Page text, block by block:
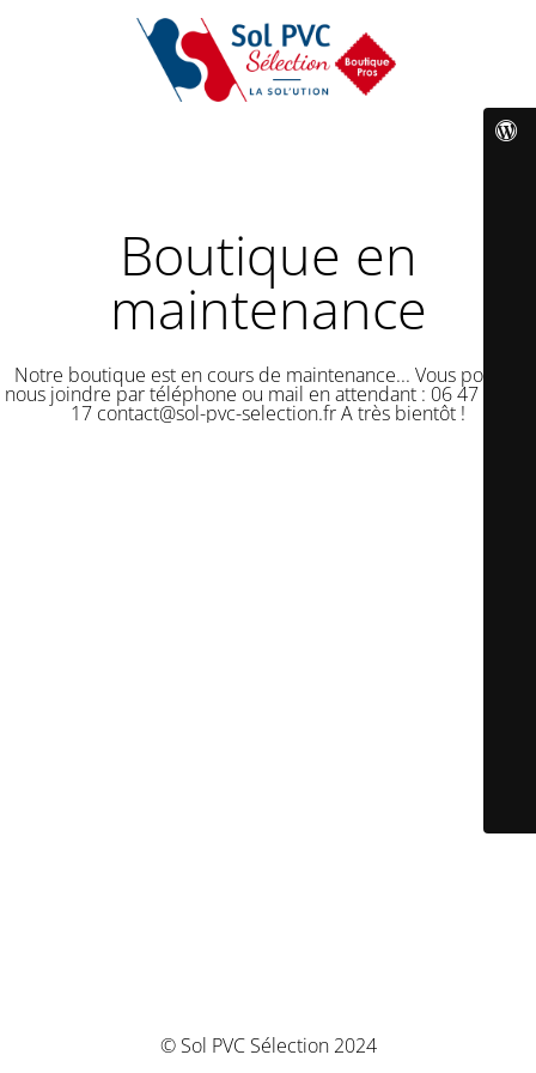
Boutique en
maintenance
Notre boutique est en cours de maintenance... Vous pouvez
nous joindre par téléphone ou mail en attendant : 06 47 50 18
17 contact@sol-pvc-selection.fr A très bientôt !
© Sol PVC Sélection 2024